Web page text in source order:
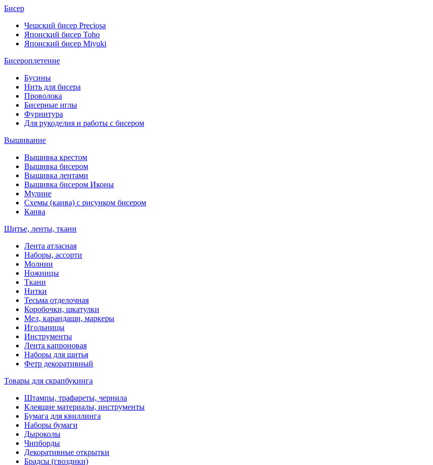
Бисер
Чешский бисер Preciosa
Японский бисер Toho
Японский бисер Miyuki
Бисероплетение
Бусины
Нить для бисера
Проволока
Бисерные иглы
Фурнитура
Для рукоделия и работы с бисером
Вышивание
Вышивка крестом
Вышивка бисером
Вышивка лентами
Вышивка бисером Иконы
Мулине
Схемы (канва) с рисунком бисером
Канва
Шитье, ленты, ткани
Лента атласная
Наборы, ассорти
Молнии
Ножницы
Ткани
Нитки
Тесьма отделочная
Коробочки, шкатулки
Мел, карандаши, маркеры
Игольницы
Инструменты
Лента капроновая
Наборы для шитья
Фетр декоративный
Товары для скрапбукинга
Штампы, трафареты, чернила
Клеящие материалы, инструменты
Бумага для квиллинга
Наборы бумаги
Дыроколы
Чипборды
Декоративные открытки
Брадсы (гвоздики)